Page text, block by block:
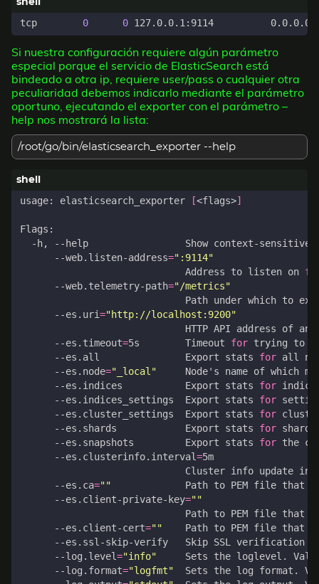
tcp 0 0
Si nuestra configuración requiere algún parámetro
especial porque el servicio de ElasticSearch está
bindeado a otra ip, requiere user/pass o cualquier otra
peculiaridad debemos indicarlo mediante el parámetro
oportuno, ejecutando el exporter con el parámetro –
help nos mostrará la lista:
/root/go/bin/elasticsearch_exporter --help
usage: elasticsearch_exporter [<flags>]
-h, --help                 Show context-sensitive
--web.listen-address=":9114"
Address to listen on
--web.telemetry-path="/metrics"
--es.uri="http://localhost:9200"
--es.timeout=5s        Timeout for
--es.all               Export stats for
--es.node="_local" Node'
--es.indices           Export stats for
--es.indices_settings  Export stats for
--es.cluster_settings  Export stats for
--es.shards            Export stats for
--es.snapshots         Export stats for
--es.clusterinfo.interval=
Cluster info update
--es.ca="" Path to PEM file that
--es.client-private-key=""
Path to PEM file that contains
--es.client-cert="" Path to PEM file that
--log.level="info"
--log.format="logfmt"